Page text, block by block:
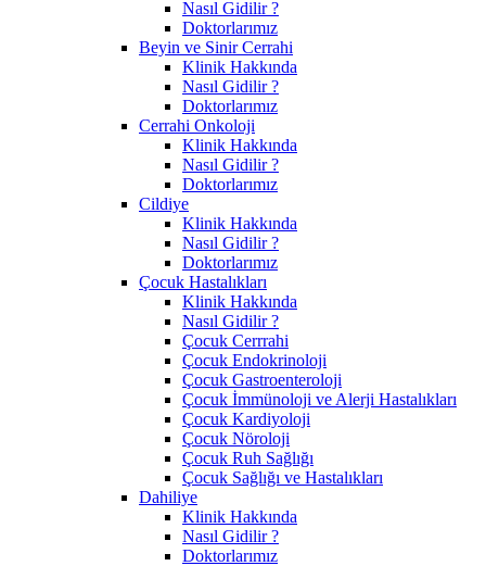
Nasıl Gidilir ?
Doktorlarımız
Beyin ve Sinir Cerrahi
Klinik Hakkında
Nasıl Gidilir ?
Doktorlarımız
Cerrahi Onkoloji
Klinik Hakkında
Nasıl Gidilir ?
Doktorlarımız
Cildiye
Klinik Hakkında
Nasıl Gidilir ?
Doktorlarımız
Çocuk Hastalıkları
Klinik Hakkında
Nasıl Gidilir ?
Çocuk Cerrrahi
Çocuk Endokrinoloji
Çocuk Gastroenteroloji
Çocuk İmmünoloji ve Alerji Hastalıkları
Çocuk Kardiyoloji
Çocuk Nöroloji
Çocuk Ruh Sağlığı
Çocuk Sağlığı ve Hastalıkları
Dahiliye
Klinik Hakkında
Nasıl Gidilir ?
Doktorlarımız